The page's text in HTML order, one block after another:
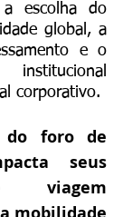
a escolha do
global, a
e o
corporativo.
do foro de
seus
viagem